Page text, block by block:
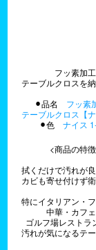
フッ素加工
テーブルクロスを
⚫︎品名 フッ素
テーブルクロス【ナ
⚫︎色ナイス
<商品の特
拭くだけで汚れが良
カビも寄せ付けず衛
特にイタリアン・
中華・カフェ
ゴルフ場レストラ
汚れが気になるテ